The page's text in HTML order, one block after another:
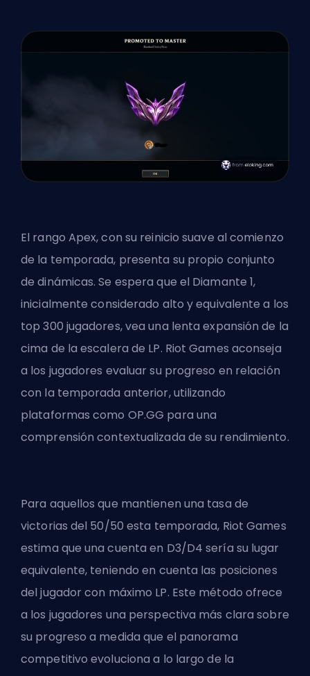
El rango Apex, con su reinicio suave al comienzo
de la temporada, presenta su propio conjunto
de dinámicas. Se espera que el Diamante 1,
inicialmente considerado alto y equivalente a los
top 300 jugadores, vea una lenta expansión de la
cima de la escalera de LP. Riot Games aconseja
a los jugadores evaluar su progreso en relación
con la temporada anterior, utilizando
plataformas como OP.GG para una
comprensión contextualizada de su rendimiento.
Para aquellos que mantienen una tasa de
victorias del 50/50 esta temporada, Riot Games
estima que una cuenta en D3/D4 sería su lugar
equivalente, teniendo en cuenta las posiciones
del jugador con máximo LP. Este método ofrece
a los jugadores una perspectiva más clara sobre
su progreso a medida que el panorama
competitivo evoluciona a lo largo de la